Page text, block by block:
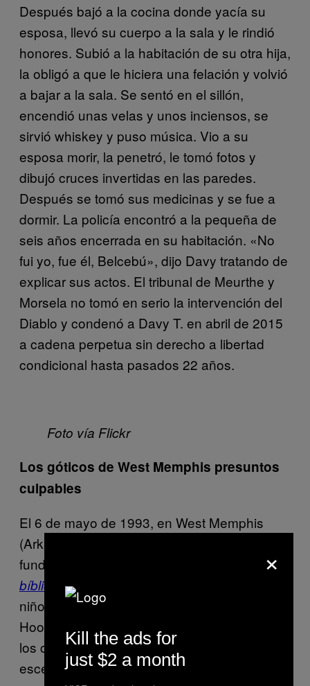
Después bajó a la cocina donde yacía su
esposa, llevó su cuerpo a la sala y le rindió
honores. Subió a la habitación de su otra hija,
la obligó a que le hiciera una felación y volvió
a bajar a la sala. Se sentó en el sillón,
encendió unas velas y unos inciensos, se
sirvió whiskey y puso música. Vio a su
esposa morir, la penetró, le tomó fotos y
dibujó cruces invertidas en las paredes.
Después se tomó sus medicinas y se fue a
dormir. La policía encontró a la pequeña de
seis años encerrada en su habitación. «No
fui yo, fue él, Belcebú», dijo Davy tratando de
explicar sus actos. El tribunal de Meurthe y
Morsela no tomó en serio la intervención del
Diablo y condenó a Davy T. en abril de 2015
a cadena perpetua sin derecho a libertad
condicional hasta pasados 22 años.
Foto vía Flickr
Los góticos de West Memphis presuntos
culpables
El 6 de mayo de 1993, en West Memphis
(Arkansas), una ciudad emblemática de
fundamentalistas cristianos del
bíblico
. Se encontraron los cuerpos de tres
niños de ocho años en las colinas de Robin
Hood con las manos y los pies atados con
los cordones de sus zapatos. En vista de una
escena tan macabra, los investigadores
×
Kill the ads for
just $2 a month